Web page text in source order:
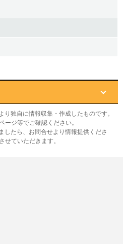
独自に情報収集・作成したものです。
ージ等でご確認ください。
したら、お問合せより情報提供くださ
せていただきます。